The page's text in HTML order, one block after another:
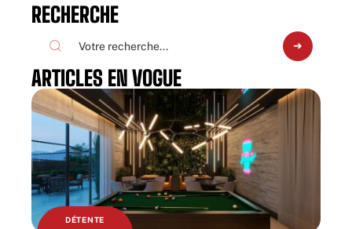
RECHERCHE
ARTICLES EN VOGUE
DÉTENTE